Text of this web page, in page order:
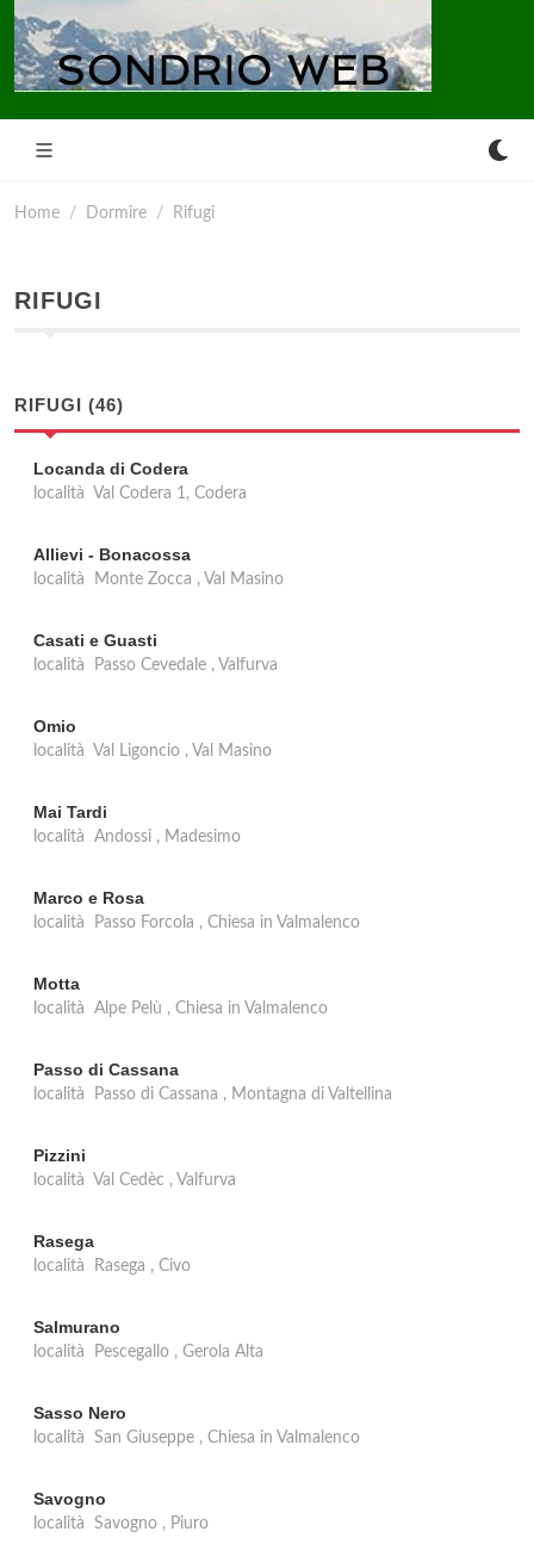
Home Dormire Rifugi
RIFUGI
RIFUGI (46)
Locanda di Codera
località Val Codera 1, Codera
Allievi - Bonacossa
località Monte Zocca , Val Masino
Casati e Guasti
località Passo Cevedale , Valfurva
Omio
località Val Ligoncio , Val Masino
Mai Tardi
località Andossi , Madesimo
Marco e Rosa
località Passo Forcola , Chiesa in Valmalenco
Motta
località Alpe Pelù , Chiesa in Valmalenco
Passo di Cassana
località Passo di Cassana , Montagna di Valtellina
Pizzini
località Val Cedèc , Valfurva
Rasega
località Rasega , Civo
Salmurano
località Pescegallo , Gerola Alta
Sasso Nero
località San Giuseppe , Chiesa in Valmalenco
Savogno
località Savogno , Piuro